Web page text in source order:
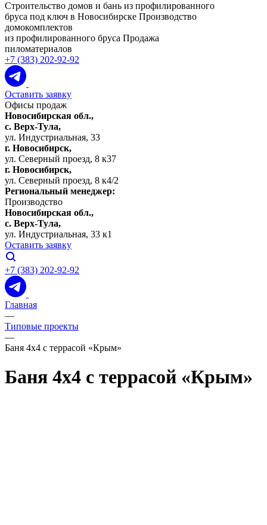
Строительство домов и бань из профилированного
бруса под ключ в Новосибирске Производство
домокомплектов
из профилированного бруса Продажа
пиломатериалов
+7 (383) 202-92-92
Оставить заявку
Офисы продаж
Новосибирская обл.,
c. Верх-Тула,
ул. Индустриальная, 33
г. Новосибирск,
ул. Северный проезд, 8 к37
г. Новосибирск,
ул. Северный проезд, 8 к4/2
Региональный менеджер:
Производство
Новосибирская обл.,
c. Верх-Тула,
ул. Индустриальная, 33 к1
Оставить заявку
+7 (383) 202-92-92
Главная
—
Типовые проекты
—
Баня 4х4 с террасой «Крым»
Баня 4х4 с террасой «Крым»